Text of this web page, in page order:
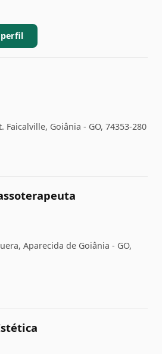
Faicalville, Goiânia - GO, 74353-280
Aparecida de Goiânia - GO,